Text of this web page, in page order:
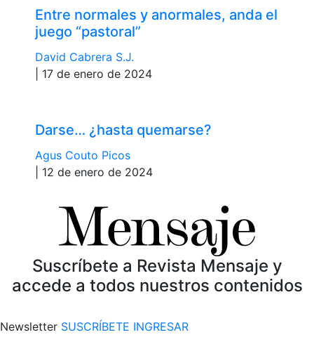
Entre normales y anormales, anda el
juego “pastoral”
David Cabrera S.J.
| 17 de enero de 2024
Darse… ¿hasta quemarse?
Agus Couto Picos
| 12 de enero de 2024
Suscríbete a Revista Mensaje y
accede a todos nuestros contenidos
Newsletter SUSCRÍBETE INGRESAR